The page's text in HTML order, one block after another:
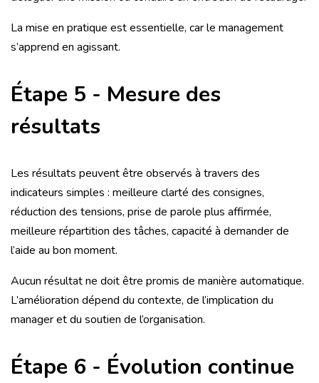
La mise en pratique est essentielle, car le management
s’apprend en agissant.
Étape 5 - Mesure des
résultats
Les résultats peuvent être observés à travers des
indicateurs simples : meilleure clarté des consignes,
réduction des tensions, prise de parole plus affirmée,
meilleure répartition des tâches, capacité à demander de
l’aide au bon moment.
Aucun résultat ne doit être promis de manière automatique.
L’amélioration dépend du contexte, de l’implication du
manager et du soutien de l’organisation.
Étape 6 - Évolution continue